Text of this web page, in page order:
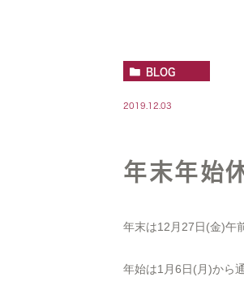
BLOG
2019.12.03
年末年始
年末は12月27日(金)午
年始は1月6日(月)から